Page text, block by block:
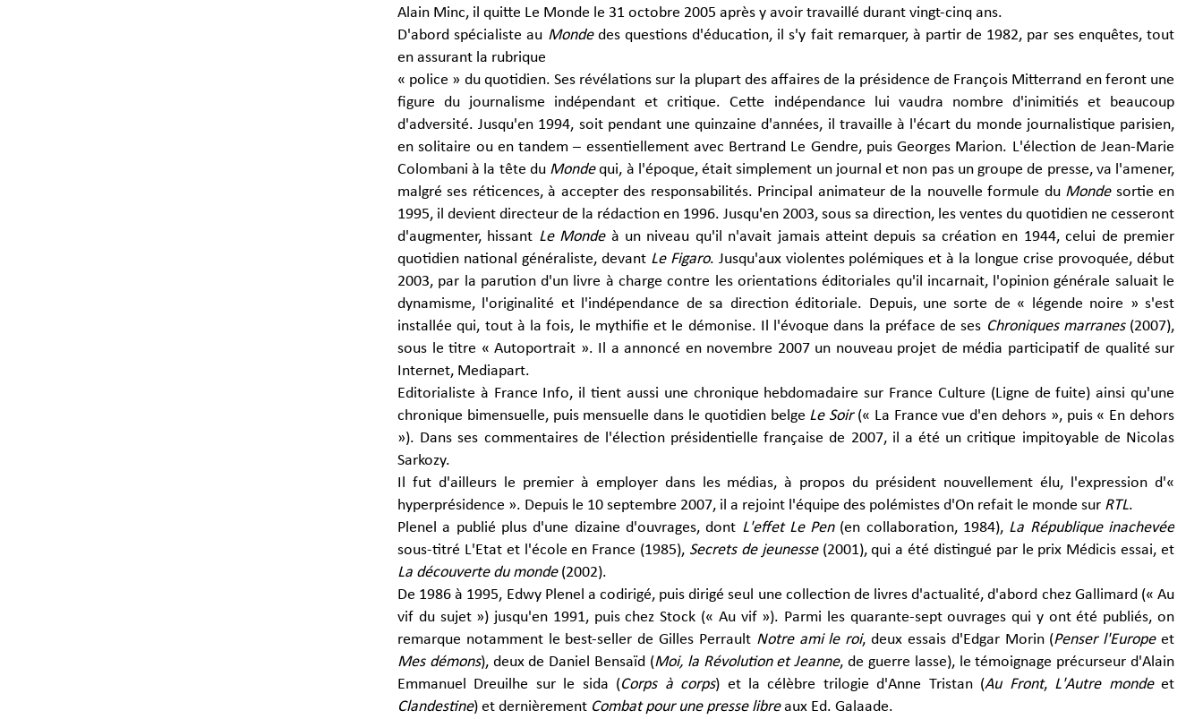
Alain Minc, il quitte Le Monde le 31 octobre 2005 après y avoir travaillé durant vingt-cinq ans.
D'abord spécialiste au Mondedes questions d'éducation, il s'y fait remarquer, à partir de 1982, par ses enquêtes, tout
en assurant la rubrique
« police » du quotidien. Ses révélations sur la plupart des affaires de la présidence de François Mitterrand en feront une
figure du journalisme indépendant et critique. Cette indépendance lui vaudra nombre d'inimitiés et beaucoup
d'adversité. Jusqu'en 1994, soit pendant une quinzaine d'années, il travaille à l'écart du monde journalistique parisien,
en solitaire ou en tandem – essentiellement avec Bertrand Le Gendre, puis Georges Marion. L'élection de Jean-Marie
Colombani à la tête du Mondequi, à l'époque, était simplement un journal et non pas un groupe de presse, va l'amener,
malgré ses réticences, à accepter des responsabilités. Principal animateur de la nouvelle formule du Mondesortie en
1995, il devient directeur de la rédaction en 1996. Jusqu'en 2003, sous sa direction, les ventes du quotidien ne cesseront
d'augmenter, hissant Le Mondeà un niveau qu'il n'avait jamais atteint depuis sa création en 1944, celui de premier
quotidien national généraliste, devant Le Figaro. Jusqu'aux violentes polémiques et à la longue crise provoquée, début
2003, par la parution d'un livre à charge contre les orientations éditoriales qu'il incarnait, l'opinion générale saluait le
dynamisme, l'originalité et l'indépendance de sa direction éditoriale. Depuis, une sorte de « légende noire » s'est
installée qui, tout à la fois, le mythifie et le démonise. Il l'évoque dans la préface de ses Chroniques marranes (2007),
sous le titre « Autoportrait ». Il a annoncé en novembre 2007 un nouveau projet de média participatif de qualité sur
Internet, Mediapart.
Editorialiste à France Info, il tient aussi une chronique hebdomadaire sur France Culture (Ligne de fuite) ainsi qu'une
chronique bimensuelle, puis mensuelle dans le quotidien belge Le Soir (« La France vue d'en dehors », puis « En dehors
»). Dans ses commentaires de l'élection présidentielle française de 2007, il a été un critique impitoyable de Nicolas
Sarkozy.
Il fut d'ailleurs le premier à employer dans les médias, à propos du président nouvellement élu, l'expression d'«
hyperprésidence ». Depuis le 10 septembre 2007, il a rejoint l'équipe des polémistes d'On refait le monde sur RTL.
Plenel a publié plus d'une dizaine d'ouvrages, dont L'effet Le Pen(en collaboration, 1984), La République inachevée
sous-titré L'Etat et l'école en France (1985), Secrets de jeunesse(2001), qui a été distingué par le prix Médicis essai, et
La découverte du monde(2002).
De 1986 à 1995, Edwy Plenel a codirigé, puis dirigé seul une collection de livres d'actualité, d'abord chez Gallimard (« Au
vif du sujet ») jusqu'en 1991, puis chez Stock (« Au vif »). Parmi les quarante-sept ouvrages qui y ont été publiés, on
remarque notamment le best-seller de Gilles Perrault Notre ami le roi, deux essais d'Edgar Morin (Penser l'Europeet
Mes démons), deux de Daniel Bensaïd (Moi, la Révolution et Jeanne, de guerre lasse), le témoignage précurseur d'Alain
Emmanuel Dreuilhe sur le sida (Corps à corps) et la célèbre trilogie d'Anne Tristan (Au Front, L'Autre mondeet
Clandestine) et dernièrement Combat pour une presse libreaux Ed. Galaade.